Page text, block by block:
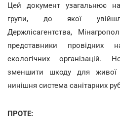
Цей документ узагальнює
групи, до якої
Держлісагентства,
представники провідних
екологічних організацій.
зменшити шкоду для живої
нинішня система санітарних
ПРОТЕ: